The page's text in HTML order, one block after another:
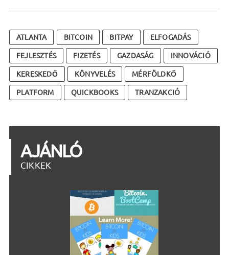
ATLANTA BITCOIN BITPAY ELFOGADÁS
FEJLESZTÉS FIZETÉS GAZDASÁG INNOVÁCIÓ
KERESKEDŐ KÖNYVELÉS MÉRFÖLDKŐ
PLATFORM QUICKBOOKS TRANZAKCIÓ
AJÁNLÓ
CIKKEK